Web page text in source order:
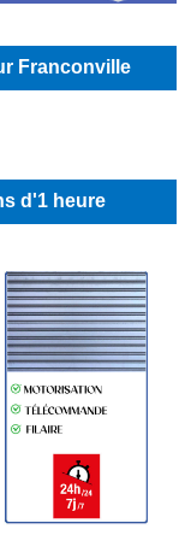
Franconville
d'1 heure